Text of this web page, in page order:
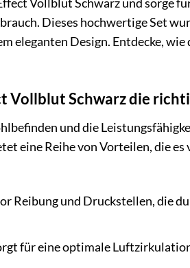
Vollblut Schwarz und sorge
Dieses hochwertige Set
Design. Entdecke, wie
Vollblut Schwarz die
und die
eine Reihe von Vorteilen, die
Reibung und Druckstellen, die
für eine optimale